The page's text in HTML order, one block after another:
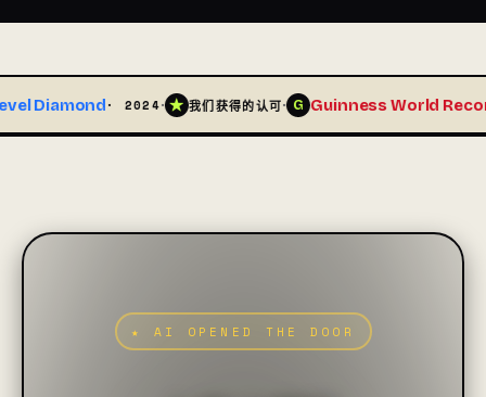
· 2024· ★ 我们获得的认可· G Guinness World Record· 2025· A
★ AI OPENED THE DOOR